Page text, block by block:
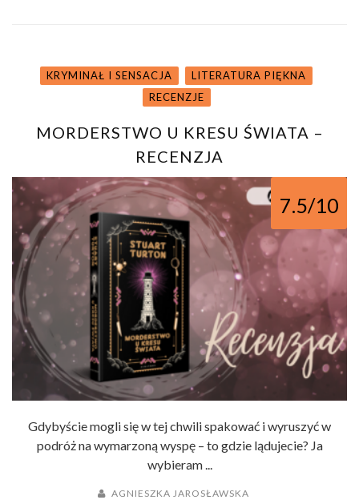
KRYMINAŁ I SENSACJA
LITERATURA PIĘKNA
RECENZJE
MORDERSTWO U KRESU ŚWIATA –
RECENZJA
7.5/10
Gdybyście mogli się w tej chwili spakować i wyruszyć w
podróż na wymarzoną wyspę – to gdzie lądujecie? Ja
wybieram ...
AGNIESZKA JAROSŁAWSKA